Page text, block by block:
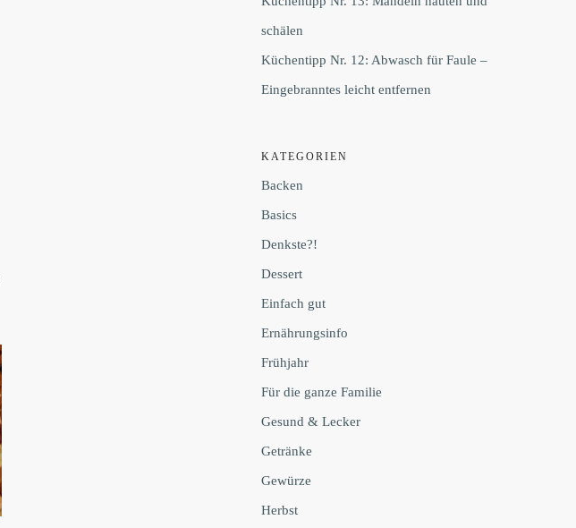
schälen
Küchentipp Nr. 12: Abwasch für Faule –
Eingebranntes leicht entfernen
KATEGORIEN
Backen
Basics
Denkste?!
Dessert
Einfach gut
Ernährungsinfo
Frühjahr
Für die ganze Familie
Gesund & Lecker
Getränke
Gewürze
Herbst